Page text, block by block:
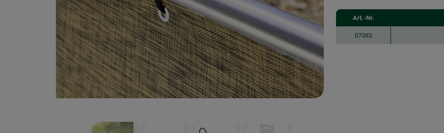
Art.-Nr.
07383